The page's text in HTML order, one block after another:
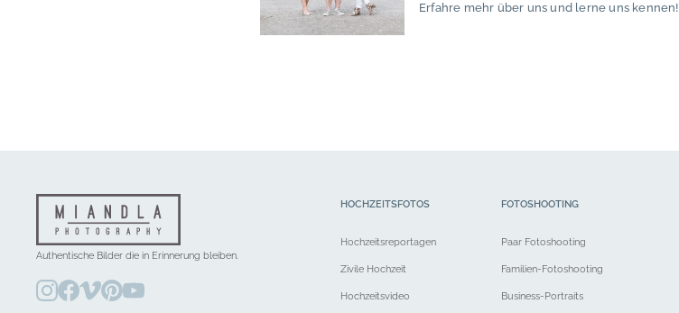
Erfahre mehr über uns und lerne uns kennen!
Authentische Bilder die in Erinnerung bleiben.
HOCHZEITSFOTOS
Hochzeitsreportagen
Zivile Hochzeit
Hochzeitsvideo
FOTOSHOOTING
Paar Fotoshooting
Familien-Fotoshooting
Business-Portraits